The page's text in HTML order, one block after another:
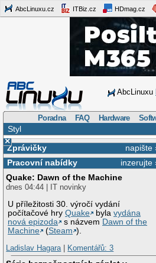
AbcLinuxu.cz ITBiz.cz HDmag.cz
AbcLinuxu
Poradna FAQ Hardware
Styl
×
napište
Zprávičky
inzerujte
Pracovní nabídky
Quake: Dawn of the Machine
dnes 04:44 | IT novinky
U příležitosti 30. výročí vydání
počítačové hryQuake bylavydána
nová epizoda
s názvem Dawn of the
Machine
(Steam ).
Ladislav Hagara| Komentářů: 3